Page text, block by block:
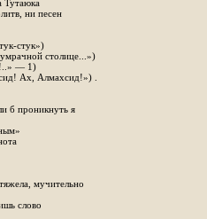
Тутаюка
ни песен
стук»)
столице...»)
— 1)
Ах, Алмахсид!») .
б проникнуть я
мучительно
слово